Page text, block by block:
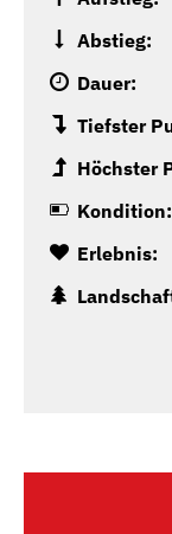
Abstieg:
Dauer:
Tiefster
Höchster
Kondition:
Erlebnis: